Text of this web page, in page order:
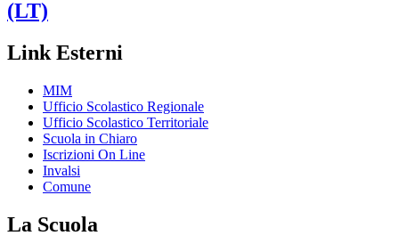
(LT)
Link Esterni
MIM
Ufficio Scolastico Regionale
Ufficio Scolastico Territoriale
Scuola in Chiaro
Iscrizioni On Line
Invalsi
Comune
La Scuola